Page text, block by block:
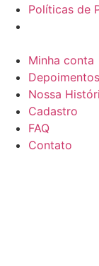
Políticas de
Minha conta
Depoimentos
Nossa
Cadastro
FAQ
Contato